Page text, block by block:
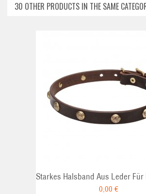
30 OTHER PRODUCTS IN THE SAME
Starkes Halsband Aus Leder Für
0,00 €